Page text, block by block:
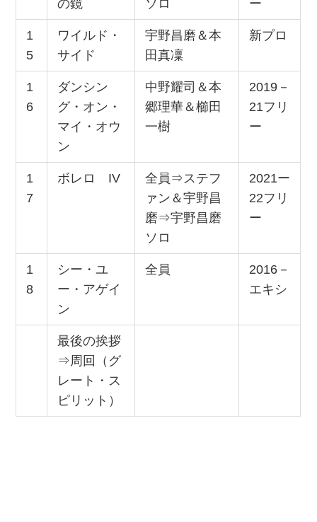
の鏡
ソロ
ー
1
5
ワイルド・
サイド
宇野昌磨＆本
田真凜
新プロ
1
6
ダンシン
グ・オン・
マイ・オウ
ン
中野耀司＆本
郷理華＆櫛田
一樹
2019－
21フリ
ー
1
7
ボレロ IV
全員⇒ステフ
ァン＆宇野昌
磨⇒宇野昌磨
ソロ
2021ー
22フリ
ー
1
8
シー・ユ
ー・アゲイ
ン
全員
2016－
エキシ
最後の挨拶
⇒周回（グ
レート・ス
ピリット）